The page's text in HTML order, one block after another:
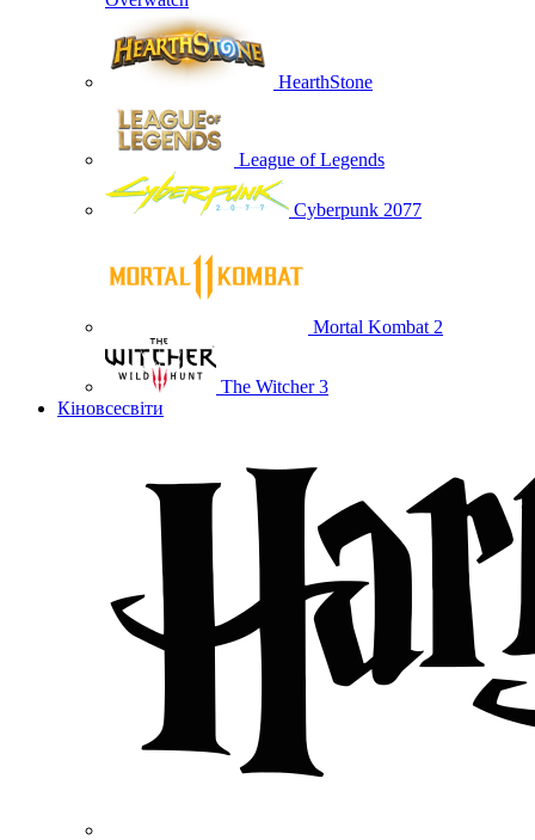
HearthStone
League of Legends
Cyberpunk 2077
Mortal Kombat 2
The Witcher 3
Кіновсесвіти